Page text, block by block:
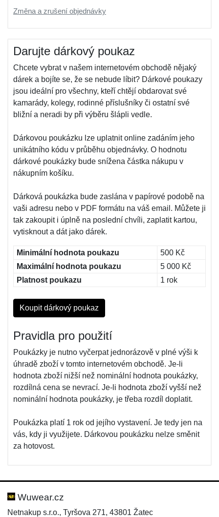
Změna a zrušení objednávky
Darujte dárkový poukaz
Chcete vybrat v našem internetovém obchodě nějaký
dárek a bojíte se, že se nebude líbit? Dárkové poukazy
jsou ideální pro všechny, kteří chtějí obdarovat své
kamarády, kolegy, rodinné příslušníky či ostatní své
bližní a neradi by při výběru šlápli vedle.
Dárkovou poukázku lze uplatnit online zadáním jeho
unikátního kódu v průběhu objednávky. O hodnotu
dárkové poukázky bude snížena částka nákupu v
nákupním košíku.
Dárková poukázka bude zaslána v papírové podobě na
vaši adresu nebo v PDF formátu na váš email. Můžete ji
tak zakoupit i úplně na poslední chvíli, zaplatit kartou,
vytisknout a dát jako dárek.
Minimální hodnota poukazu
500 Kč
Maximální hodnota poukazu
5 000 Kč
Platnost poukazu
1 rok
Koupit dárkový poukaz
Pravidla pro použití
Poukázky je nutno vyčerpat jednorázově v plné výši k
úhradě zboží v tomto internetovém obchodě. Je-li
hodnota zboží nižší než nominální hodnota poukázky,
rozdílná cena se nevrací. Je-li hodnota zboží vyšší než
nominální hodnota poukázky, je třeba rozdíl doplatit.
Poukázka platí 1 rok od jejího vystavení. Je tedy jen na
vás, kdy ji využijete. Dárkovou poukázku nelze směnit
za hotovost.
Wuwear.cz
Netnakup s.r.o., Tyršova 271, 43801 Žatec